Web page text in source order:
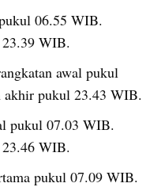
06.55 WIB.
WIB.
awal pukul
akhir pukul 23.43 WIB.
pukul 07.03 WIB.
WIB.
pukul 07.09 WIB.